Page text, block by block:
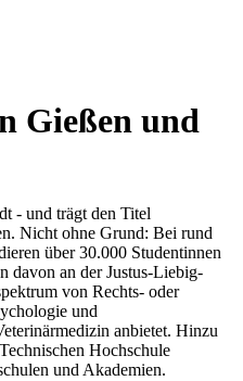
Gießen und
- und trägt den Titel
Nicht ohne Grund: Bei rund
über 30.000 Studentinnen
davon an der Justus-Liebig-
von Rechts- oder
und
anbietet. Hinzu
Hochschule
und Akademien.